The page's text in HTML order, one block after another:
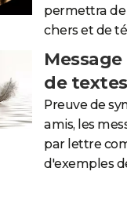
permettra
chers et de
de
Preuve de
amis, les
par lettre
d'exemples